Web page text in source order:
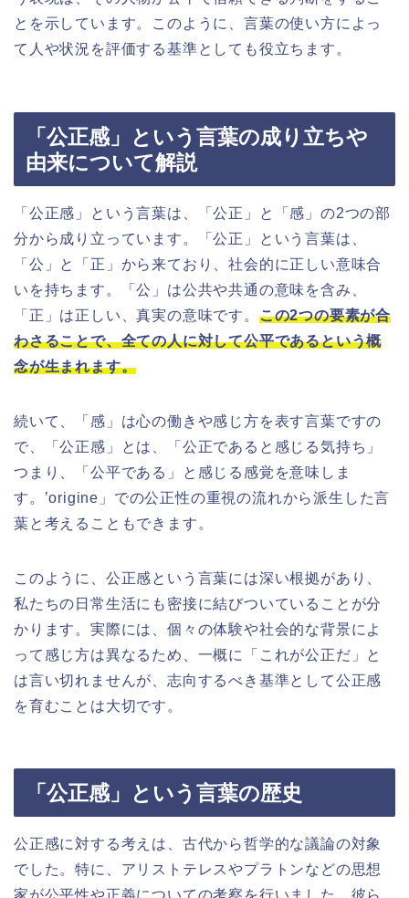
とを示しています。このように、言葉の使い方によっ
て人や状況を評価する基準としても役立ちます。
「公正感」という言葉の成り立ちや
由来について解説
「公正感」という言葉は、「公正」と「感」の2つの部
分から成り立っています。「公正」という言葉は、
「公」と「正」から来ており、社会的に正しい意味合
いを持ちます。「公」は公共や共通の意味を含み、
「正」は正しい、真実の意味です。 この2つの要素が合
わさることで、全ての人に対して公平であるという概
念が生まれます。
続いて、「感」は心の働きや感じ方を表す言葉ですの
で、「公正感」とは、「公正であると感じる気持ち」
つまり、「公平である」と感じる感覚を意味しま
す。’origine」での公正性の重視の流れから派生した言
葉と考えることもできます。
このように、公正感という言葉には深い根拠があり、
私たちの日常生活にも密接に結びついていることが分
かります。実際には、個々の体験や社会的な背景によ
って感じ方は異なるため、一概に「これが公正だ」と
は言い切れませんが、志向するべき基準として公正感
を育むことは大切です。
「公正感」という言葉の歴史
公正感に対する考えは、古代から哲学的な議論の対象
でした。特に、アリストテレスやプラトンなどの思想
家が公平性や正義についての考察を行いました。彼ら